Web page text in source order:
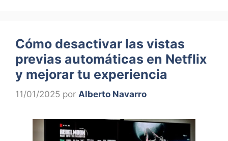
Cómo desactivar las vistas
previas automáticas en Netflix
y mejorar tu experiencia
11/01/2025 por Alberto Navarro